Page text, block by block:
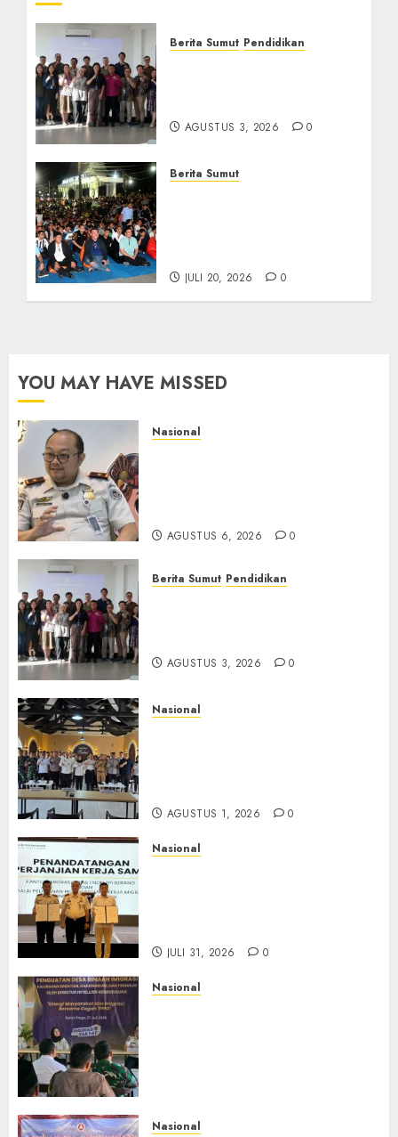
Berita Sumut Pendidikan
AGUSTUS 3, 2026 0
Berita Sumut
JULI 20, 2026 0
YOU MAY HAVE MISSED
Nasional
AGUSTUS 6, 2026 0
Berita Sumut Pendidikan
AGUSTUS 3, 2026 0
Nasional
AGUSTUS 1, 2026 0
Nasional
JULI 31, 2026 0
Nasional
Nasional